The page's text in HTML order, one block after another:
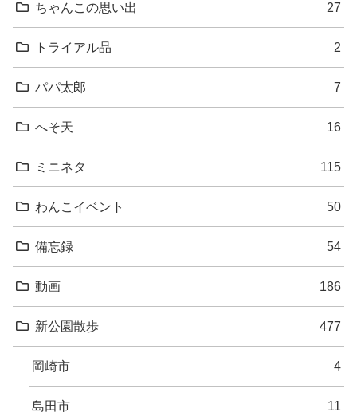
ちゃんこの思い出 27
トライアル品 2
パパ太郎 7
へそ天 16
ミニネタ 115
わんこイベント 50
備忘録 54
動画 186
新公園散歩 477
岡崎市 4
島田市 11